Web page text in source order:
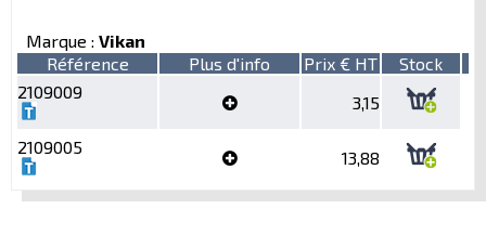
Marque : Vikan
Référence
Plus d'info Prix € HT
Stock
2109009
3,15
2109005
13,88